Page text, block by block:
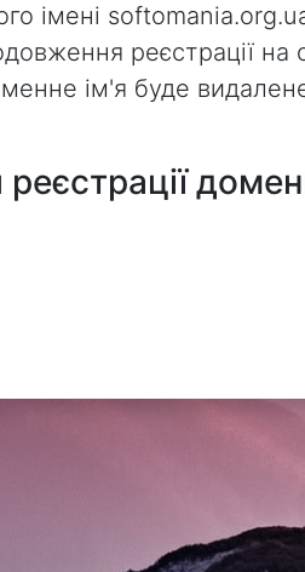
імені
реєстрації на
ім'я буде